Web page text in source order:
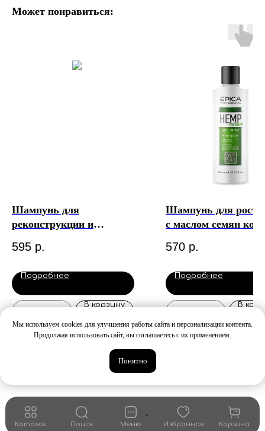
Каталог Поиск Меню Избранное Корзина
Может понравиться:
Шампунь для
реконструкции и
волос с гидролизованным
KERAMIX™ Keratin Pro
Epica
595 р.
Подробнее
В корзину
Шампунь для роста
с маслом семян
therapy Organic
570 р.
Подробнее
В
Мы используем cookies для улучшения работы сайта и персонализации контента.
Продолжая использовать сайт, вы соглашаетесь с их применением.
Понятно